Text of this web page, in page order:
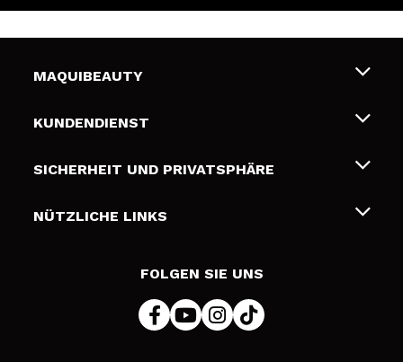
MAQUIBEAUTY
Über uns
Geschenkkarten
KUNDENDIENST
Liefer- und Versandkosten
Zahlung
SICHERHEIT UND PRIVATSPHÄRE
Bedingungen und Datenschutz
NÜTZLICHE LINKS
FOLGEN SIE UNS